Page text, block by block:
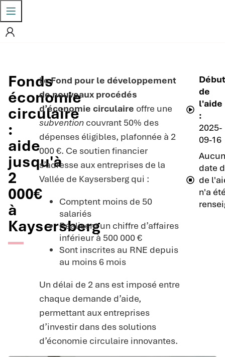
Fonds
économie
circulaire
:
aide
jusqu'à
2
000€
à
Kaysersberg
LeFond pour le développement
de nouveaux procédés
d’économie circulaire offre une
subvention couvrant 50% des
dépenses éligibles, plafonnée à 2
000 €. Ce soutien financier
s’adresse aux entreprises de la
Vallée de Kaysersberg qui :
Comptent moins de 50
salariés
Réalisent un chiffre d’affaires
inférieur à 500 000 €
Sont inscrites au RNE depuis
au moins 6 mois
Un délai de 2 ans est imposé entre
chaque demande d’aide,
permettant aux entreprises
d’investir dans des solutions
d’économie circulaire innovantes.
de
l'aide
:
2025-
09-16
date
de
n'a